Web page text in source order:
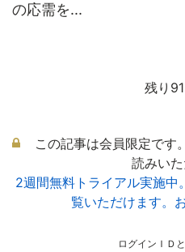
の応需を...
残り
この記事は会員限定です
読みいた
2週間無料トライアル実施中
覧いただけます。
ログインＩＤ